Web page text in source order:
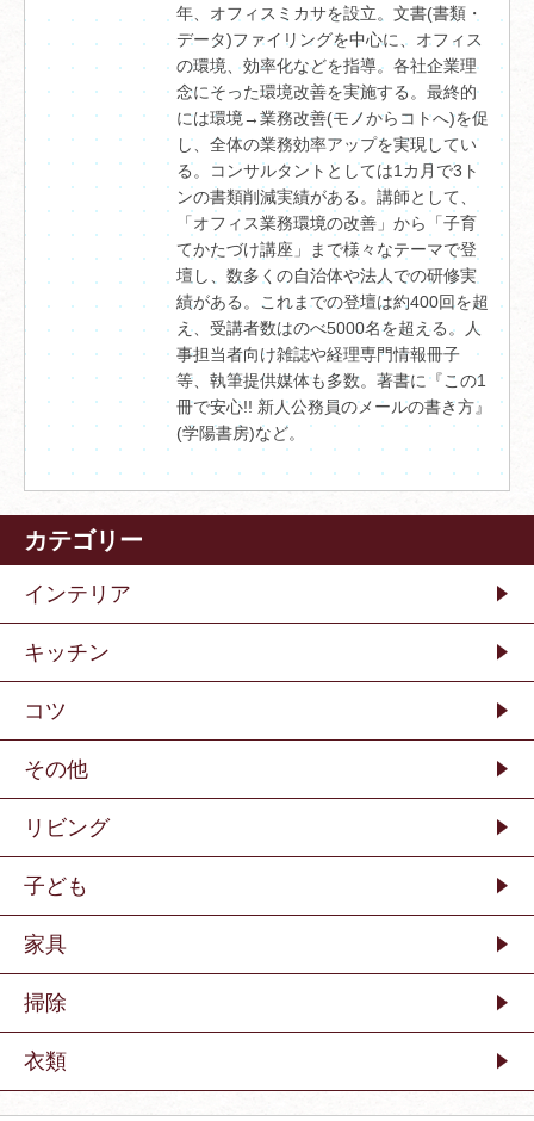
年、オフィスミカサを設立。文書(書類・
データ)ファイリングを中心に、オフィス
の環境、効率化などを指導。各社企業理
念にそった環境改善を実施する。最終的
には環境→業務改善(モノからコトへ)を促
し、全体の業務効率アップを実現してい
る。コンサルタントとしては1カ月で3ト
ンの書類削減実績がある。講師として、
「オフィス業務環境の改善」から「子育
てかたづけ講座」まで様々なテーマで登
壇し、数多くの自治体や法人での研修実
績がある。これまでの登壇は約400回を超
え、受講者数はのべ5000名を超える。人
事担当者向け雑誌や経理専門情報冊子
等、執筆提供媒体も多数。著書に『この1
冊で安心!! 新人公務員のメールの書き方』
(学陽書房)など。
カテゴリー
インテリア
キッチン
コツ
その他
リビング
子ども
家具
掃除
衣類